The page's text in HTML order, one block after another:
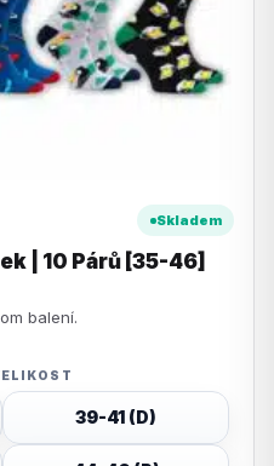
Skladem
| 10 Párů [35-46]
balení.
39-41 (D)